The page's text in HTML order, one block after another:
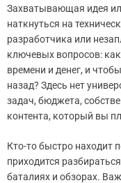
Захватывающая идея
наткнуться на
разработчика или
ключевых вопросов:
времени и денег, и
назад? Здесь нет
задач, бюджета,
контента, который вы
Кто-то быстро находит
приходится
баталиях и обзорах.